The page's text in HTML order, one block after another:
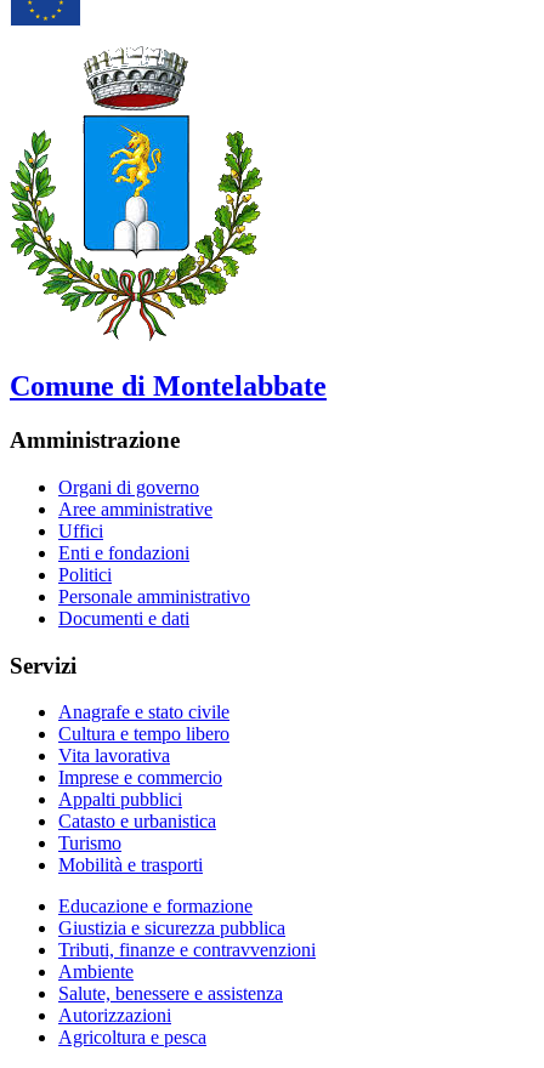
Comune di Montelabbate
Amministrazione
Organi di governo
Aree amministrative
Uffici
Enti e fondazioni
Politici
Personale amministrativo
Documenti e dati
Servizi
Anagrafe e stato civile
Cultura e tempo libero
Vita lavorativa
Imprese e commercio
Appalti pubblici
Catasto e urbanistica
Turismo
Mobilità e trasporti
Educazione e formazione
Giustizia e sicurezza pubblica
Tributi, finanze e contravvenzioni
Ambiente
Salute, benessere e assistenza
Autorizzazioni
Agricoltura e pesca